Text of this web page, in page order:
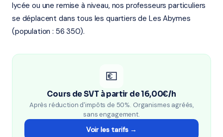
lycée ou une remise à niveau, nos professeurs particuliers
se déplacent dans tous les quartiers de Les Abymes
(population : 56 350).
💶
Cours de SVT à partir de 16,00€/h
Après réduction d'impôts de 50%. Organismes agréés,
sans engagement.
Voir les tarifs →